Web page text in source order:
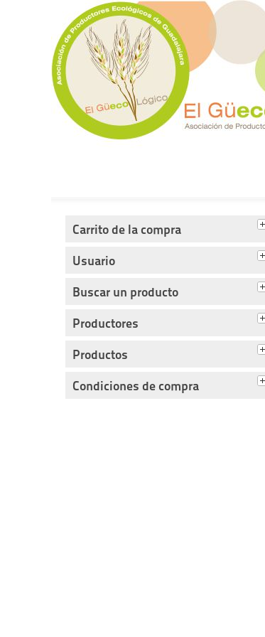
Carrito de la compra
Usuario
Buscar un producto
Productores
Productos
Condiciones de compra